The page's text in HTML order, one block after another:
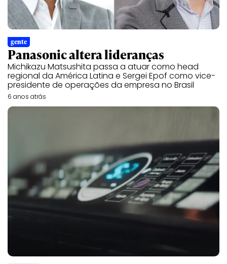
gente
Panasonic altera lideranças
Michikazu Matsushita passa a atuar como head
regional da América Latina e Sergei Epof como vice-
presidente de operações da empresa no Brasil
6 anos atrás